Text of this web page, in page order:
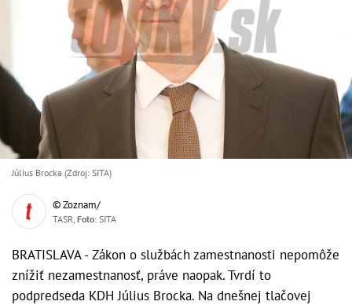
Július Brocka (Zdroj: SITA)
© Zoznam/
TASR, Foto: SITA
BRATISLAVA - Zákon o službách zamestnanosti nepomôže
znížiť nezamestnanosť, práve naopak. Tvrdí to
podpredseda KDH Július Brocka. Na dnešnej tlačovej